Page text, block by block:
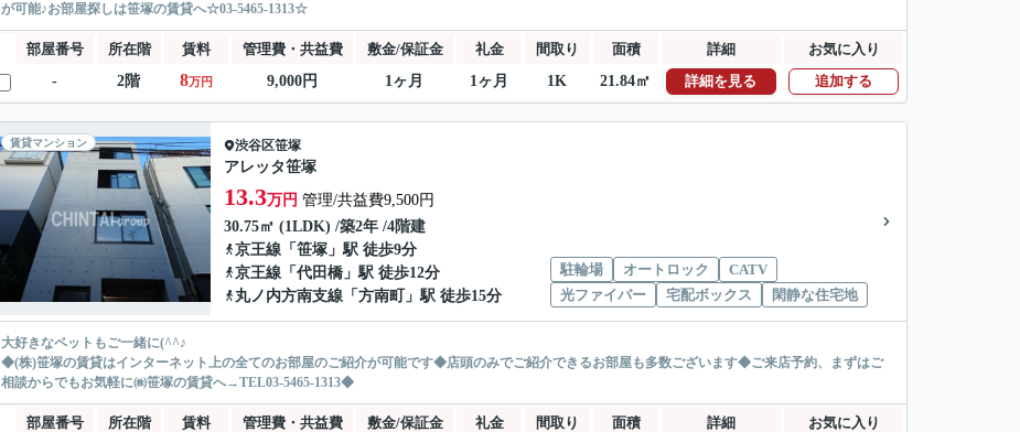
が可能♪お部屋探しは笹塚の賃貸へ☆03-5465-1313☆
部屋番号 所在階 賃料 管理費・共益費 敷金/保証金 礼金 間取り 面積 詳細
お気に入り
-
2階 8万円 9,000円 1ヶ月 1ヶ月 1K 21.84㎡ 詳細を見る 追加する
賃貸マンション 渋谷区笹塚
アレッタ笹塚
13.3万円 管理/共益費9,500円
30.75㎡ (1LDK) /築2年 /4階建
京王線 「 笹塚 」駅 徒歩9分
京王線 「 代田橋 」駅 徒歩12分
丸ノ内方南支線 「 方南町 」駅 徒歩15分
駐輪場 オートロック
CATV
光ファイバー
宅配ボックス 閑静な住宅地
大好きなペットもご一緒に(^^♪
◆(株)笹塚の賃貸はインターネット上の全てのお部屋のご紹介が可能です◆店頭のみでご紹介できるお部屋も多数ございます◆ご来店予約、まずはご
相談からでもお気軽に㈱笹塚の賃貸へ→TEL03-5465-1313◆
部屋番号 所在階 賃料 管理費・共益費 敷金/保証金 礼金 間取り 面積 詳細
お気に入り